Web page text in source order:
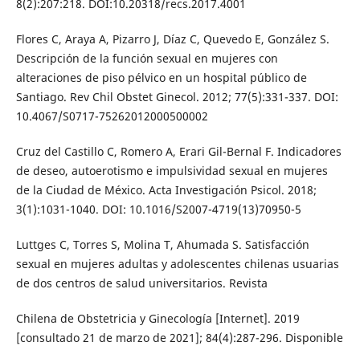
8(2):207:218. DOI:10.20318/recs.2017.4001
Flores C, Araya A, Pizarro J, Díaz C, Quevedo E, González S.
Descripción de la función sexual en mujeres con
alteraciones de piso pélvico en un hospital público de
Santiago. Rev Chil Obstet Ginecol. 2012; 77(5):331-337. DOI:
10.4067/S0717-75262012000500002
Cruz del Castillo C, Romero A, Erari Gil-Bernal F. Indicadores
de deseo, autoerotismo e impulsividad sexual en mujeres
de la Ciudad de México. Acta Investigación Psicol. 2018;
3(1):1031-1040. DOI: 10.1016/S2007-4719(13)70950-5
Luttges C, Torres S, Molina T, Ahumada S. Satisfacción
sexual en mujeres adultas y adolescentes chilenas usuarias
de dos centros de salud universitarios. Revista
Chilena de Obstetricia y Ginecología [Internet]. 2019
[consultado 21 de marzo de 2021]; 84(4):287-296. Disponible